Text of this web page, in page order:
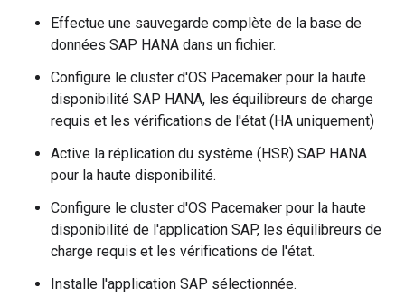
Effectue une sauvegarde complète de la base de
données SAP HANA dans un fichier.
Configure le cluster d'OS Pacemaker pour la haute
disponibilité SAP HANA, les équilibreurs de charge
requis et les vérifications de l'état (HA uniquement)
Active la réplication du système (HSR) SAP HANA
pour la haute disponibilité.
Configure le cluster d'OS Pacemaker pour la haute
disponibilité de l'application SAP, les équilibreurs de
charge requis et les vérifications de l'état.
Installe l'application SAP sélectionnée.